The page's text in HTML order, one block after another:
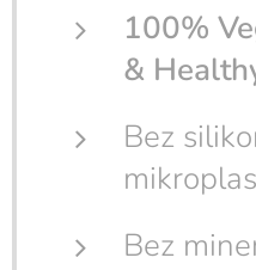
100%
&
Bez
Bez